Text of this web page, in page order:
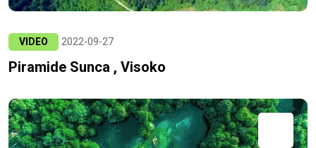
VIDEO 2022-09-27
Piramide Sunca , Visoko